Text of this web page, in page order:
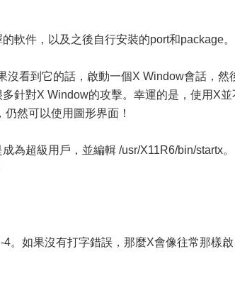
軟件，以及之後自行安裝的port和package。
沒看到它的話，啟動一個X Window會話，然
針對X Window的攻擊。幸運的是，使用X並
然可以使用圖形界面！
為超級用戶，並編輯 /usr/X11R6/bin/startx。
。如果沒有打字錯誤，那麼X會像往常那樣啟